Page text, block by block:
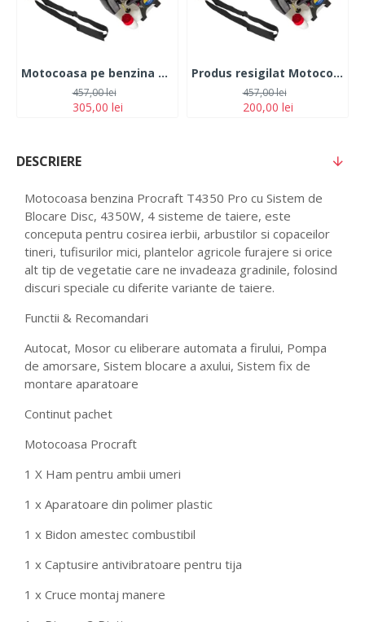
Motocoasa pe benzina TOMS 7.5 CP 12.000 rpm
305,00 lei
457,00 lei
Produs resigilat Motocoasa pe benzina TOMS 7.5 CP 12.000 rpm
200,00 lei
457,00 lei
DESCRIERE
Motocoasa benzina Procraft T4350 Pro cu Sistem de
Blocare Disc, 4350W, 4 sisteme de taiere, este
conceputa pentru cosirea ierbii, arbustilor si copaceilor
tineri, tufisurilor mici, plantelor agricole furajere si orice
alt tip de vegetatie care ne invadeaza gradinile, folosind
discuri speciale cu diferite variante de taiere.
Functii & Recomandari
Autocat, Mosor cu eliberare automata a firului, Pompa
de amorsare, Sistem blocare a axului, Sistem fix de
montare aparatoare
Continut pachet
Motocoasa Procraft
1 X Ham pentru ambii umeri
1 x Aparatoare din polimer plastic
1 x Bidon amestec combustibil
1 x Captusire antivibratoare pentru tija
1 x Cruce montaj manere